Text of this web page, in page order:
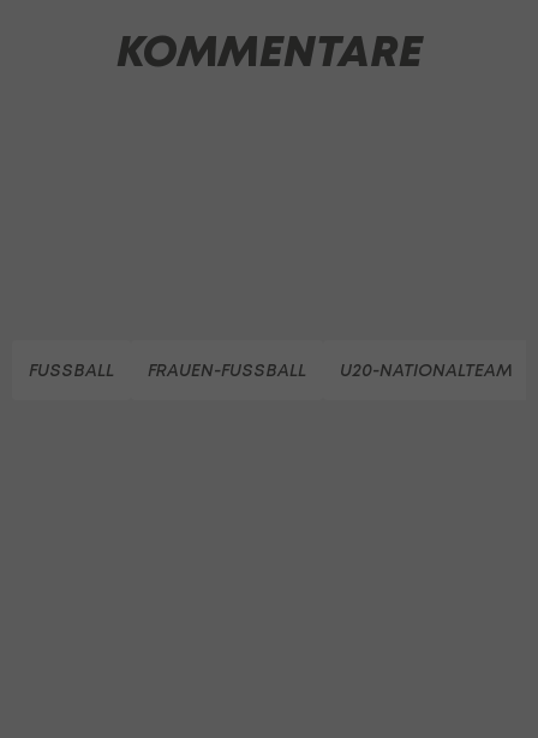
KOMMENTARE
FUSSBALL FRAUEN-FUSSBALL U20-NATIONALTEAM